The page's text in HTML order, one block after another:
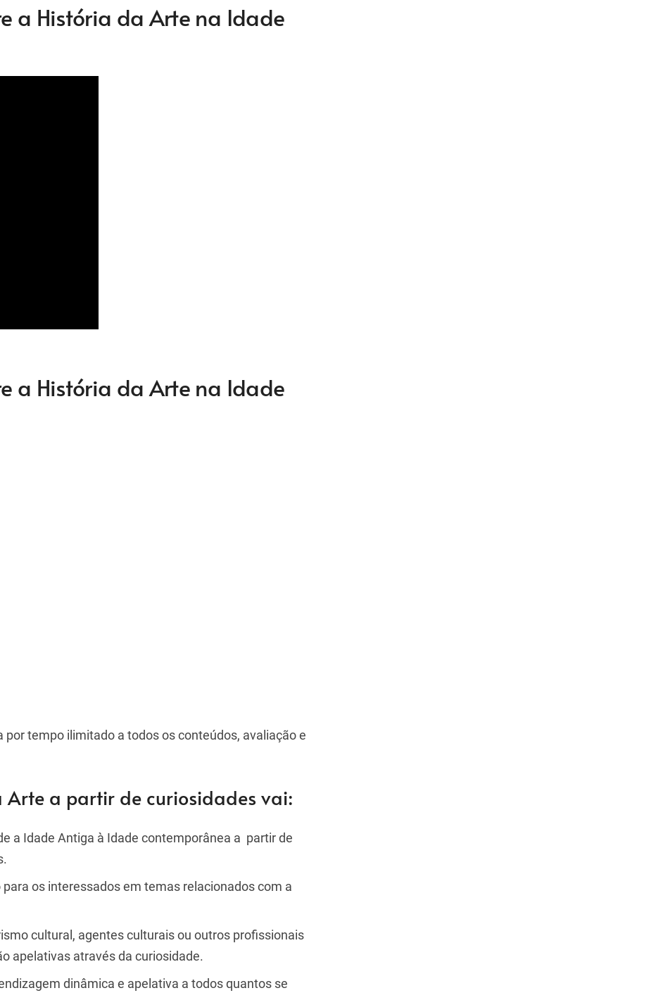
a História da Arte na Idade
a História da Arte na Idade
por tempo ilimitado a todos os conteúdos, avaliação e
Arte a partir de curiosidades vai:
a Idade Antiga à Idade contemporânea a partir de
os interessados em temas relacionados com a
cultural, agentes culturais ou outros profissionais
apelativas através da curiosidade.
dinâmica e apelativa a todos quantos se